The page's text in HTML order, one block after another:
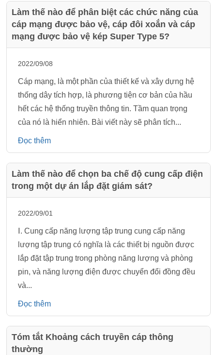
Làm thế nào để phân biệt các chức năng của
cáp mạng được bảo vệ, cáp đôi xoắn và cáp
mạng được bảo vệ kép Super Type 5?
2022/09/08
Cáp mạng, là một phần của thiết kế và xây dựng hệ
thống dây tích hợp, là phương tiện cơ bản của hầu
hết các hệ thống truyền thông tin. Tầm quan trọng
của nó là hiển nhiên. Bài viết này sẽ phân tích...
Đọc thêm
Làm thế nào để chọn ba chế độ cung cấp điện
trong một dự án lắp đặt giám sát?
2022/09/01
Ⅰ. Cung cấp năng lượng tập trung cung cấp năng
lượng tập trung có nghĩa là các thiết bị nguồn được
lắp đặt tập trung trong phòng năng lượng và phòng
pin, và năng lượng điện được chuyển đổi đồng đều
và...
Đọc thêm
Tóm tắt Khoảng cách truyền cáp thông
thường